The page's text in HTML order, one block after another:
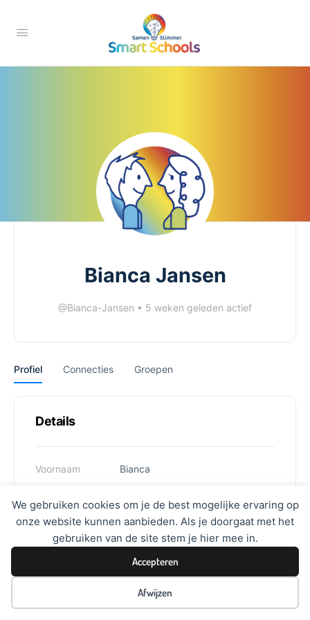
We gebruiken cookies om je de best mogelijke ervaring op
onze website kunnen aanbieden. Als je doorgaat met het
gebruiken van de site stem je hier mee in.
Accepteren
Afwijzen
Bianca Jansen
@Bianca-Jansen • 5 weken geleden actief
Profiel Connecties Groepen
Details
Voornaam Bianca
Achternaam Jansen
Gebruikersnaam bjhjansen